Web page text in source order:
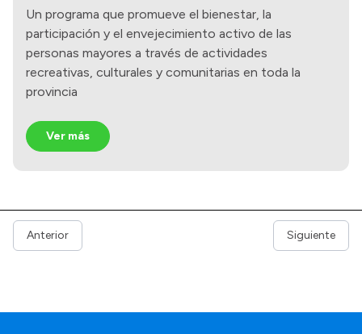
Un programa que promueve el bienestar, la
participación y el envejecimiento activo de las
personas mayores a través de actividades
recreativas, culturales y comunitarias en toda la
provincia
Ver más
Anterior Siguiente